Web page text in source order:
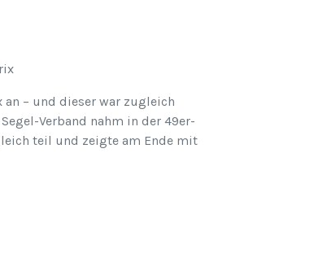
– und dieser war zugleich
Verband nahm in der 49er-
teil und zeigte am Ende mit